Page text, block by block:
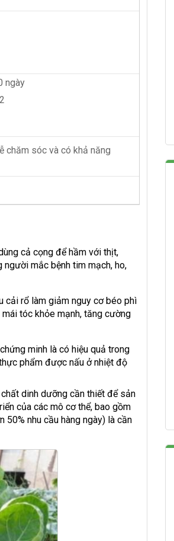
ngày
chăm sóc và có khả năng
cả cọng để hầm với thịt,
người mắc bệnh tim mạch, ho,
cải rổ làm giảm nguy cơ béo phì
tóc khỏe mạnh, tăng cường
minh là có hiệu quả trong
phẩm được nấu ở nhiệt độ
dinh dưỡng cần thiết để sản
của các mô cơ thể, bao gồm
nhu cầu hàng ngày) là cần